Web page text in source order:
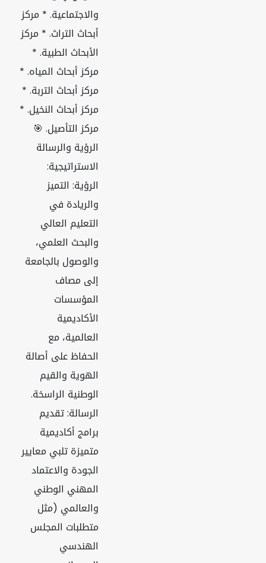
والاجتماعية. * مركز
أبحاث التراث. * مركز
الأبحاث الطبية. *
مركز أبحاث المياه. *
مركز أبحاث التربة. *
مركز أبحاث النخيل. *
مركز التأصيل. 🎯
الرؤية والرسالة
الاستراتيجية:
الرؤية: التميز
والريادة في
التعليم العالي
والبحث العلمي،
والوصول بالجامعة
إلى مصاف
المؤسسات
الأكاديمية
العالمية، مع
الحفاظ على أصالة
الهوية والقيم
الوطنية الراسخة.
الرسالة: تقديم
برامج أكاديمية
متميزة تلبي معايير
الجودة والاعتماد
المهني الوطني
والعالمي (مثل
متطلبات المجلس
الهندسي